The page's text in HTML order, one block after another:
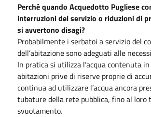
Perché quando Acquedotto Pugliese
interruzioni del servizio o riduzioni di
si avvertono disagi?
Probabilmente i serbatoi a servizio del
dell’abitazione sono adeguati alle
In pratica si utilizza l’acqua contenuta
abitazioni prive di riserve proprie di
continua ad utilizzare l’acqua ancora
tubature della rete pubblica, fino al loro
svuotamento.